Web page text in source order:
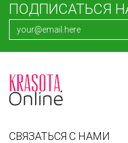
ПОДПИСАТЬСЯ
СВЯЗАТЬСЯ С НАМИ